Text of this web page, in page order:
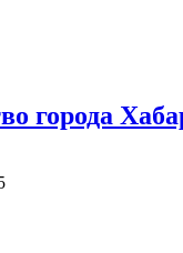
города